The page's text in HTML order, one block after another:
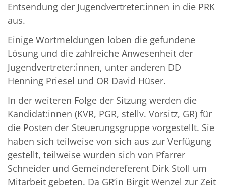
Entsendung der Jugendvertreter:innen in die PRK
aus.
Einige Wortmeldungen loben die gefundene
Lösung und die zahlreiche Anwesenheit der
Jugendvertreter:innen, unter anderen DD
Henning Priesel und OR David Hüser.
In der weiteren Folge der Sitzung werden die
Kandidat:innen (KVR, PGR, stellv. Vorsitz, GR) für
die Posten der Steuerungsgruppe vorgestellt. Sie
haben sich teilweise von sich aus zur Verfügung
gestellt, teilweise wurden sich von Pfarrer
Schneider und Gemeindereferent Dirk Stoll um
Mitarbeit gebeten. Da GR’in Birgit Wenzel zur Zeit